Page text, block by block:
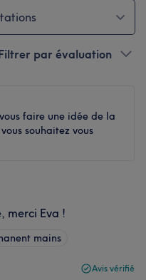
par évaluation
faire une idée de la
souhaitez vous
merci Eva !
mains
Avis vérifié